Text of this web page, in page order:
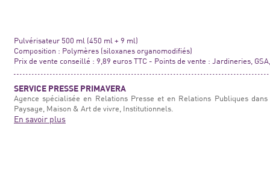
Pulvérisateur 500 ml (450 ml + 9 ml)
Composition : Polymères (siloxanes organomodifiés)
Prix de vente conseillé : 9,89 euros TTC - Points de vente : Jardineries,
SERVICE PRESSE PRIMAVERA
Agence spécialisée en Relations Presse et en Relations Publiques
Paysage, Maison & Art de vivre, Institutionnels.
En savoir plus